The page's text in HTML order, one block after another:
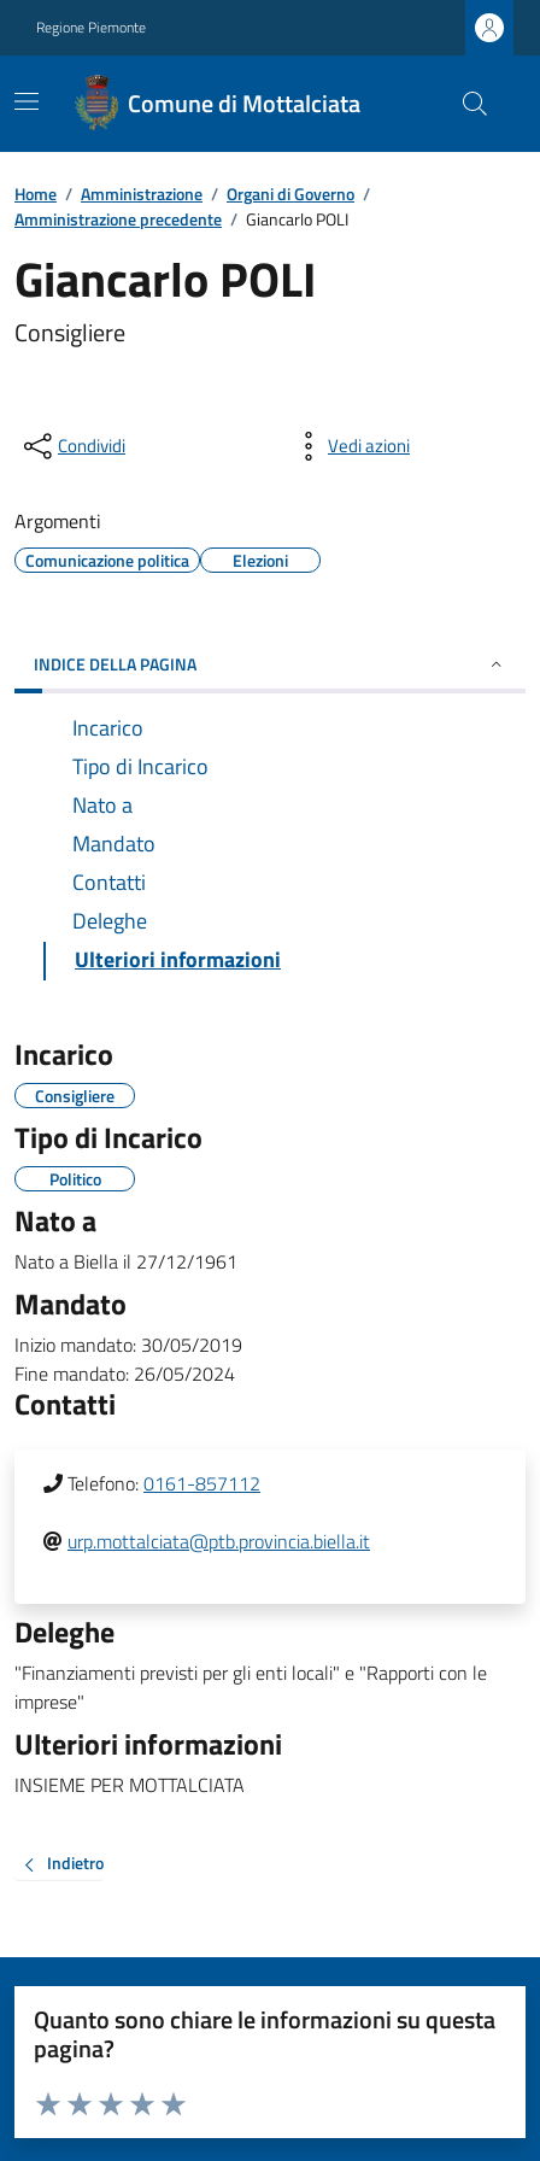
Regione Piemonte
Comune di Mottalciata
Home / Amministrazione / Organi di Governo /
Amministrazione precedente / Giancarlo POLI
Giancarlo POLI
Consigliere
Condividi Vedi azioni
Argomenti
Comunicazione politica Elezioni
INDICE DELLA PAGINA
Incarico
Tipo di Incarico
Nato a
Mandato
Contatti
Deleghe
Ulteriori informazioni
Incarico
Consigliere
Tipo di Incarico
Politico
Nato a
Nato a Biella il 27/12/1961
Mandato
Inizio mandato: 30/05/2019
Fine mandato: 26/05/2024
Contatti
Telefono:0161-857112
urp.mottalciata@ptb.provincia.biella.it
Deleghe
"Finanziamenti previsti per gli enti locali" e "Rapporti con le
imprese"
Ulteriori informazioni
INSIEME PER MOTTALCIATA
Indietro
Quanto sono chiare le informazioni su questa
pagina?
Valuta da 1 a 5 stelle la pagina
Valuta 5 stelle su 5
Valuta 4 stelle su 5
Valuta 3 stelle su 5
Valuta 2 stelle su 5
Valuta 1 stelle su 5